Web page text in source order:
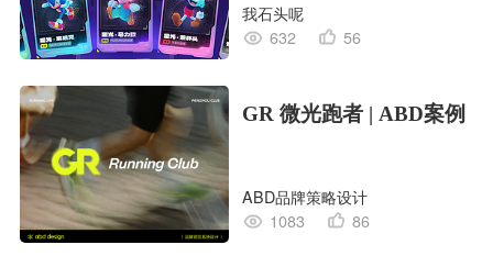
我石头呢
632
56
GR 微光跑者 | ABD案例
ABD品牌策略设计
1083
86